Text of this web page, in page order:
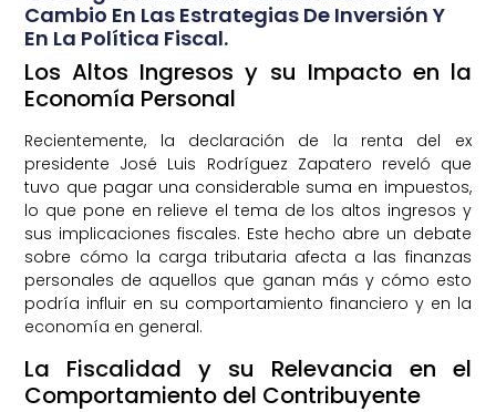
Cambio En Las Estrategias De Inversión Y
En La Política Fiscal.
Los Altos Ingresos y su Impacto en la
Economía Personal
Recientemente, la declaración de la renta del ex
presidente José Luis Rodríguez Zapatero reveló que
tuvo que pagar una considerable suma en impuestos,
lo que pone en relieve el tema de los altos ingresos y
sus implicaciones fiscales. Este hecho abre un debate
sobre cómo la carga tributaria afecta a las finanzas
personales de aquellos que ganan más y cómo esto
podría influir en su comportamiento financiero y en la
economía en general.
La Fiscalidad y su Relevancia en el
Comportamiento del Contribuyente